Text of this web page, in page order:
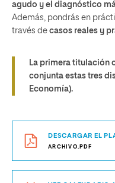
agudo y el diagnóstico
Además, pondrás en
través de casos reales y
La primera titulación
conjunta estas tres
Economía).
DESCARGAR EL
ARCHIVO.PDF